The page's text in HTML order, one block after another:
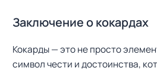
Заключение о кокардах
Кокарды — это не просто
символ чести и достоинства,
й
и